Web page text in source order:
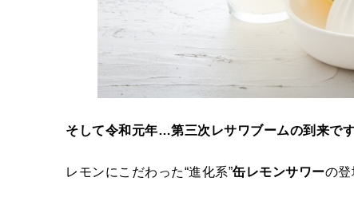
そして令和元年…第三次レサワブームの到来です
レモンにこだわった“進化系”缶レモンサワーの登